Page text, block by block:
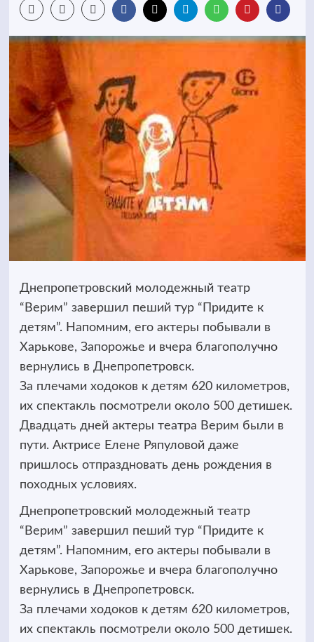
Днепропетровский молодежный театр
“Верим” завершил пеший тур “Придите к
детям”. Напомним, его актеры побывали в
Харькове, Запорожье и вчера благополучно
вернулись в Днепропетровск.
За плечами ходоков к детям 620 километров,
их спектакль посмотрели около 500 детишек.
Двадцать дней актеры театра Верим были в
пути. Актрисе Елене Ряпуловой даже
пришлось отпраздновать день рождения в
походных условиях.
Днепропетровский молодежный театр
“Верим” завершил пеший тур “Придите к
детям”. Напомним, его актеры побывали в
Харькове, Запорожье и вчера благополучно
вернулись в Днепропетровск.
За плечами ходоков к детям 620 километров,
их спектакль посмотрели около 500 детишек.